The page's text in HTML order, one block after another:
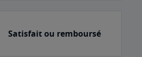
Satisfait ou remboursé